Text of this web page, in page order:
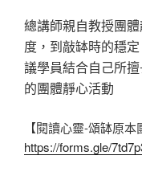
總講師親自教授團
度，到敲缽時的穩
議學員結合自己所
的團體靜心活動
【閱讀心靈-頌缽原本
https://forms.gle/